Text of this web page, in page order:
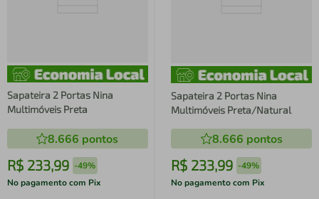
Sapateira 2 Portas Nina
Multimóveis Preta
8.666 pontos
R$ 233,99 -49%
No pagamento com Pix
Sapateira 2 Portas Nina
Multimóveis Preta/Natural
8.666 pontos
R$ 233,99 -49%
No pagamento com Pix